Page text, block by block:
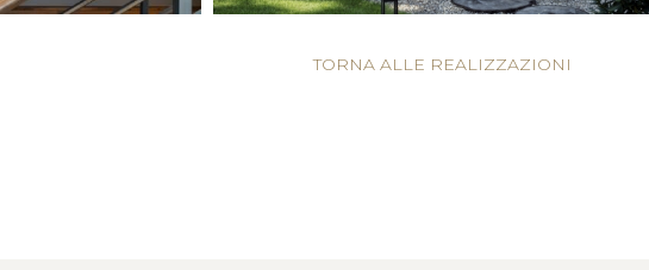
TORNA ALLE REALIZZAZIONI